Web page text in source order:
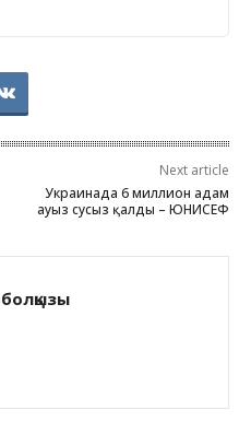
Next article
Украинада 6 миллион адам
ауыз сусыз қалды – ЮНИСЕФ